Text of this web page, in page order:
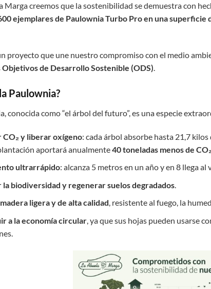
Marga creemos que la sostenibilidad se demuestra con
ejemplares de Paulownia Turbo Pro en una
proyecto que une nuestro compromiso con el medio
Objetivos de Desarrollo Sostenible (ODS).
Paulownia?
conocida como “el árbol del futuro”, es una especie
CO₂ y liberar oxígeno: cada árbol absorbe hasta 21,7
aportará anualmente40 toneladas menos de
ultrarrápido: alcanza 5 metros en un año y en 8 llega
la biodiversidad y regenerar suelos degradados.
ligera y de alta calidad, resistente al fuego, la
a la economía circular, ya que sus hojas pueden usarse